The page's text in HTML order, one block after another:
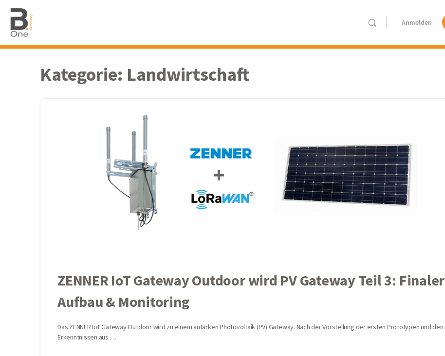
Anmelden
Kategorie: Landwirtschaft
ZENNER IoT Gateway Outdoor wird PV Gateway Teil 3: Finaler
Aufbau & Monitoring
Das ZENNER IoT Gateway Outdoor wird zu einem autarken Photovoltaik (PV) Gateway. Nach der Vorstellung der ersten Prototypen und den
Erkenntnissen aus …